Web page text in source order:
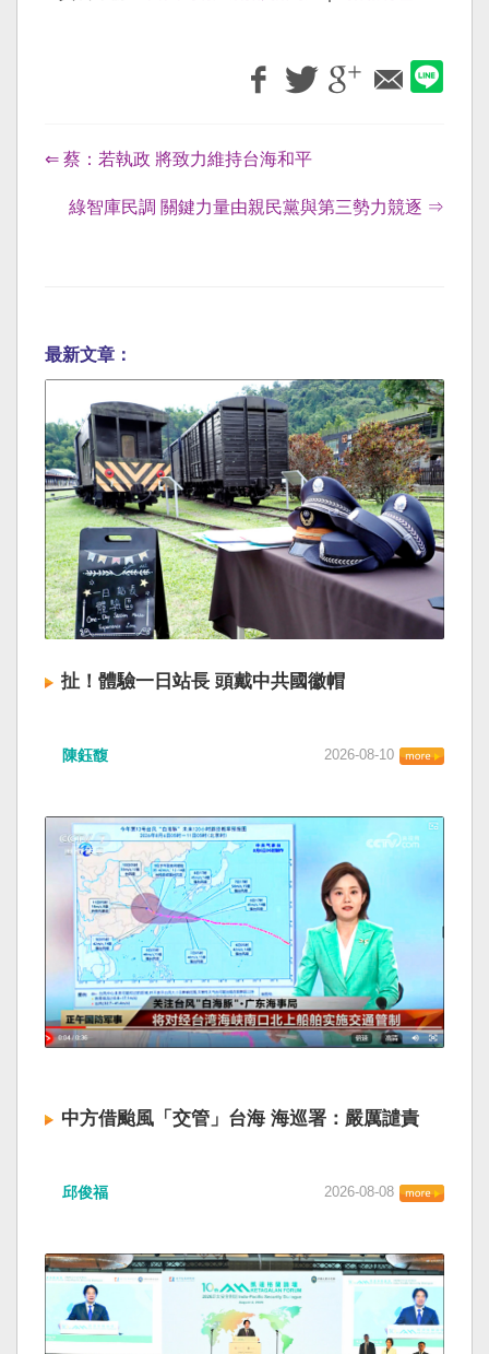
⇐ 蔡：若執政 將致力維持台海和平
綠智庫民調 關鍵力量由親民黨與第三勢力競逐 ⇒
最新文章：
扯！體驗一日站長 頭戴中共國徽帽
陳鈺馥 2026-08-10
中方借颱風「交管」台海 海巡署：嚴厲譴責
邱俊福 2026-08-08